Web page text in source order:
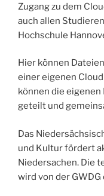
Zugang zu dem
auch allen
Hochschule
Hier können
einer eigenen
können die
geteilt und
Das
und Kultur fördert
Niedersachen. Die
wird von der